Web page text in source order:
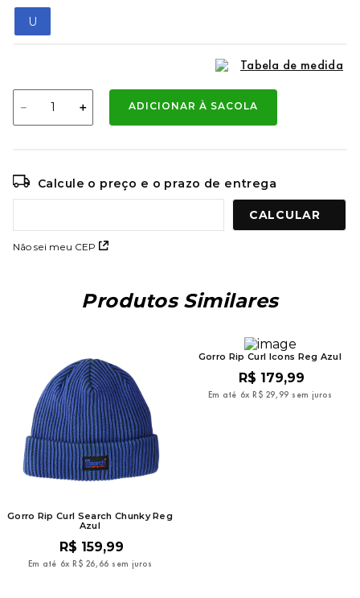
U
Tabela de medida
＋
－ ADICIONAR À SACOLA
Calcule o preço e o prazo de entrega
Não sei meu CEP
Produtos Similares
Gorro Rip Curl Search Chunky Reg
Azul
R$ 159,99
Em até 6x R$ 26, 66 sem juros
Gorro Rip Curl Icons Reg Azul
R$ 179,99
Em até 6x R$ 29, 99 sem juros
9 º